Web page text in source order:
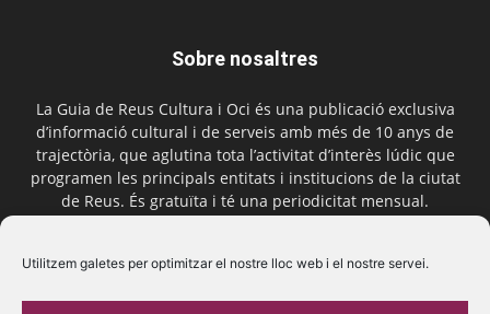
Utilitzem galetes per optimitzar el nostre lloc web i el nostre servei.
Sobre nosaltres
La Guia de Reus Cultura i Oci és una publicació exclusiva
d’informació cultural i de serveis amb més de 10 anys de
trajectòria, que aglutina tota l’activitat d’interès lúdic que
programen les principals entitats i institucions de la ciutat
de Reus. És gratuïta i té una periodicitat mensual.